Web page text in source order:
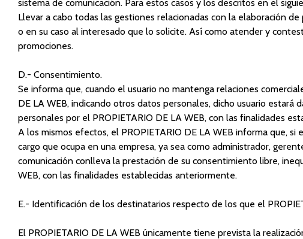
sistema de comunicación. Para estos casos y los descritos en el
Llevar a cabo todas las gestiones relacionadas con la elaboración
o en su caso al interesado que lo solicite. Así como atender y
promociones.
D.- Consentimiento.
Se informa que, cuando el usuario no mantenga relaciones
DE LA WEB, indicando otros datos personales, dicho usuario
personales por el PROPIETARIO DE LA WEB, con las finalidades
A los mismos efectos, el PROPIETARIO DE LA WEB informa que,
cargo que ocupa en una empresa, ya sea como administrador,
comunicación conlleva la prestación de su consentimiento libre,
WEB, con las finalidades establecidas anteriormente.
E.- Identificación de los destinatarios respecto de los que el
El PROPIETARIO DE LA WEB únicamente tiene prevista la